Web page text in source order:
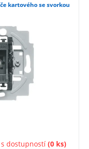
dostupností (0 ks)